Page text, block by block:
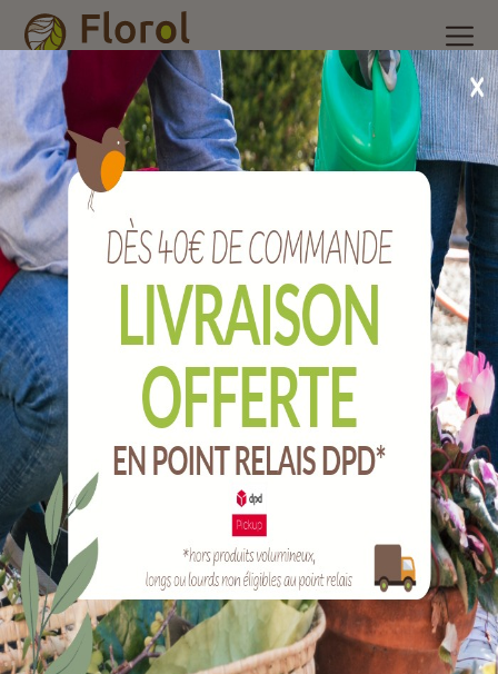
Accueil Nos produits /Engrais et produits phytosanitaire/
Produits traditionnels + Anti-limaces/Savon noir 1 litre prêt à
l'emploi
Savon noir 1 litre prêt à l'emploi
Ref :
SOSAVPAL1N
EAN :3664715058625
Marque :
Quantité :
Unité